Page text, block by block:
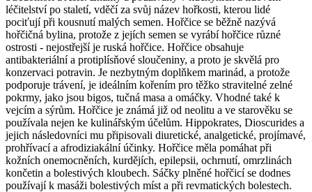
léčitelství po staletí, vděčí za svůj název hořkosti, kterou lidé
pociťují při kousnutí malých semen. Hořčice se běžně nazývá
hořčičná bylina, protože z jejích semen se vyrábí hořčice různé
ostrosti - nejostřejší je ruská hořčice. Hořčice obsahuje
antibakteriální a protiplísňové sloučeniny, a proto je skvělá pro
konzervaci potravin. Je nezbytným doplňkem marinád, a protože
podporuje trávení, je ideálním kořením pro těžko stravitelné zelné
pokrmy, jako jsou bigos, tučná masa a omáčky. Vhodné také k
vejcím a sýrům. Hořčice je známá již od neolitu a ve starověku se
používala nejen ke kulinářským účelům. Hippokrates, Dioscurides a
jejich následovníci mu připisovali diuretické, analgetické, projímavé,
prohřívací a afrodiziakální účinky. Hořčice měla pomáhat při
kožních onemocněních, kurdějích, epilepsii, ochrnutí, omrzlinách
končetin a bolestivých kloubech. Sáčky plněné hořčicí se dodnes
používají k masáži bolestivých míst a při revmatických bolestech.